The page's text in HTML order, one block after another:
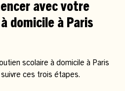
avec votre
domicile à Paris
scolaire à domicile à Paris
ces trois étapes.